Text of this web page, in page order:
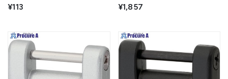
¥113
ダー 金属 スリム SFP-MSUHLD 1
¥1,857